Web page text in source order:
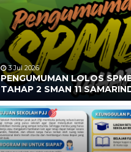
3 Jul 2026
PENGUMUMAN LOLOS
TAHAP 2 SMAN 11